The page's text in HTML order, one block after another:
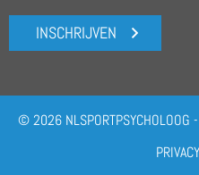
INSCHRIJVEN
© 2026 NLSPORTPSYCHOLOOG